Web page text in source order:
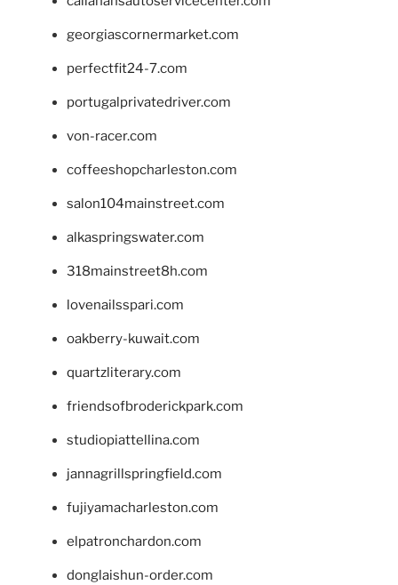
georgiascornermarket.com
perfectfit24-7.com
portugalprivatedriver.com
von-racer.com
coffeeshopcharleston.com
salon104mainstreet.com
alkaspringswater.com
318mainstreet8h.com
lovenailsspari.com
oakberry-kuwait.com
quartzliterary.com
friendsofbroderickpark.com
studiopiattellina.com
jannagrillspringfield.com
fujiyamacharleston.com
elpatronchardon.com
donglaishun-order.com